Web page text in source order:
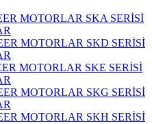
SKA SERİSİ
SKD SERİSİ
SKE SERİSİ
SKG SERİSİ
SKH SERİSİ